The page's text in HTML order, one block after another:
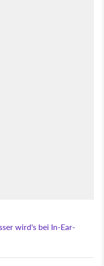
wird's bei In-Ear-